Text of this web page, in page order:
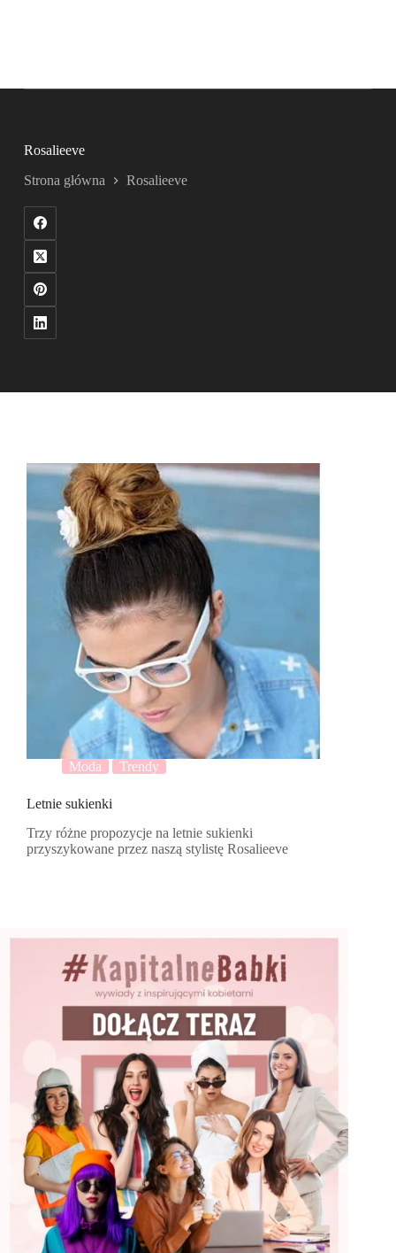
Rosalieeve
Strona główna Rosalieeve
Moda Trendy
Letnie sukienki
Trzy różne propozycje na letnie sukienki
przyszykowane przez naszą stylistę Rosalieeve